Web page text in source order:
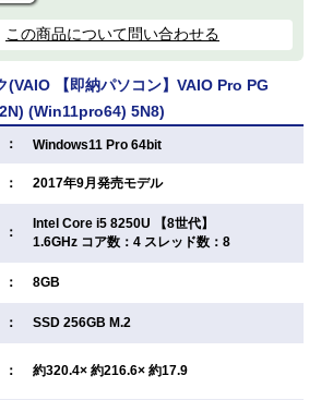
この商品について問い合わせる
(VAIO 【即納パソコン】VAIO Pro PG
(Win11pro64) 5N8)
： Windows11 Pro 64bit
： 2017年9月発売モデル
：
Intel Core i5 8250U 【8世代】
1.6GHz コア数：4 スレッド数：8
： 8GB
： SSD 256GB M.2
： 約320.4× 約216.6× 約17.9